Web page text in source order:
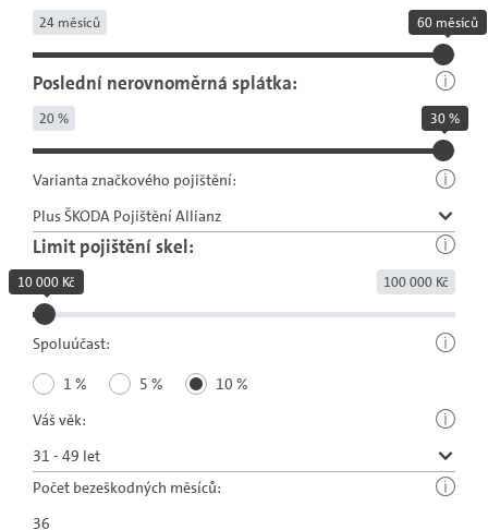
24 měsíců 60 měsíců
Poslední nerovnoměrná splátka:
20 % 30 %
Varianta značkového pojištění:
Limit pojištění skel:
100 000 Kč
10 000 Kč
Spoluúčast:
1 % 5 %
10 %
Váš věk:
Počet bezeškodných měsíců: